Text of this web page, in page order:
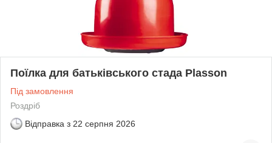
Поїлка для батьківського стада Plasson
Під замовлення
Роздріб
Відправка з 22 серпня 2026